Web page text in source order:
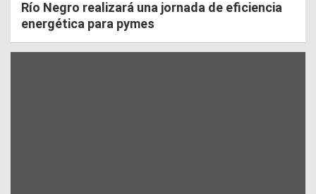
Río Negro realizará una jornada de eficiencia
energética para pymes